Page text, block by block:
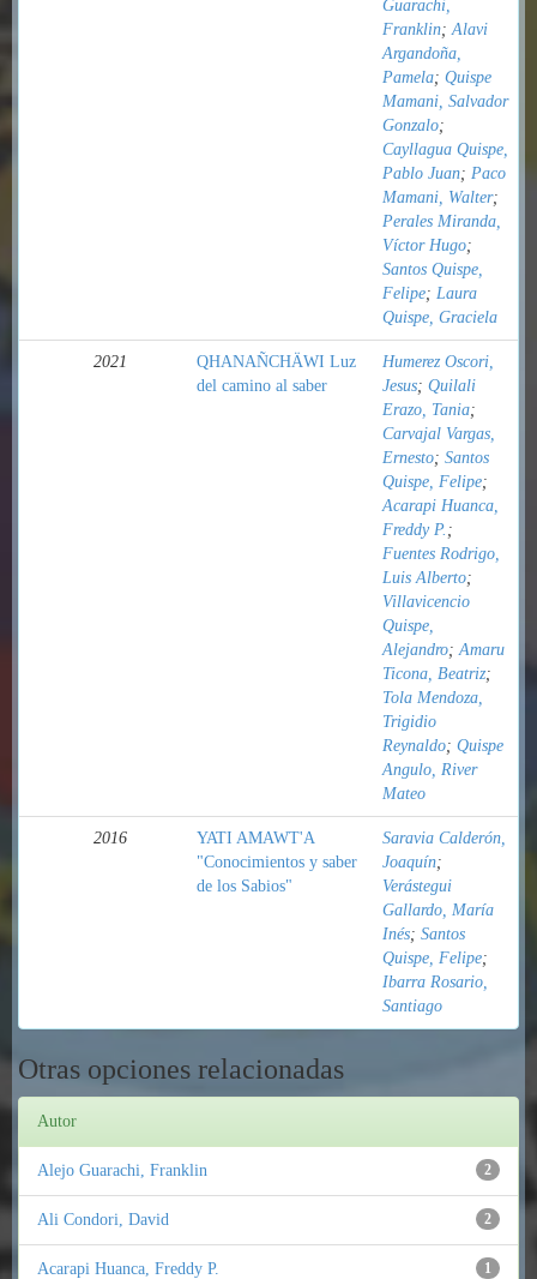
Guarachi,
Franklin;Alavi
Argandoña,
Pamela; Quispe
Mamani, Salvador
Gonzalo;
Cayllagua Quispe,
Pablo Juan; Paco
Mamani, Walter;
Perales Miranda,
Víctor Hugo;
Santos Quispe,
Felipe; Laura
Quispe, Graciela
2021
QHANAÑCHÄWI Luz
del camino al saber
Humerez Oscori,
Jesus; Quilali
Erazo, Tania;
Carvajal Vargas,
Ernesto; Santos
Quispe, Felipe;
Acarapi Huanca,
Freddy P. ;
Fuentes Rodrigo,
Luis Alberto;
Villavicencio
Quispe,
Alejandro;Amaru
Ticona, Beatriz;
Tola Mendoza,
Trigidio
Reynaldo; Quispe
Angulo, River
Mateo
2016
YATI AMAWT'A
"Conocimientos y saber
de los Sabios"
Saravia Calderón,
Joaquín;
Verástegui
Gallardo, María
Inés; Santos
Quispe, Felipe;
Ibarra Rosario,
Santiago
Otras opciones relacionadas
Autor
2
Alejo Guarachi, Franklin
2
Ali Condori, David
1
Acarapi Huanca, Freddy P.